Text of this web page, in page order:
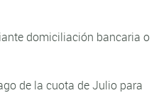
domiciliación bancaria o
de la cuota de Julio para